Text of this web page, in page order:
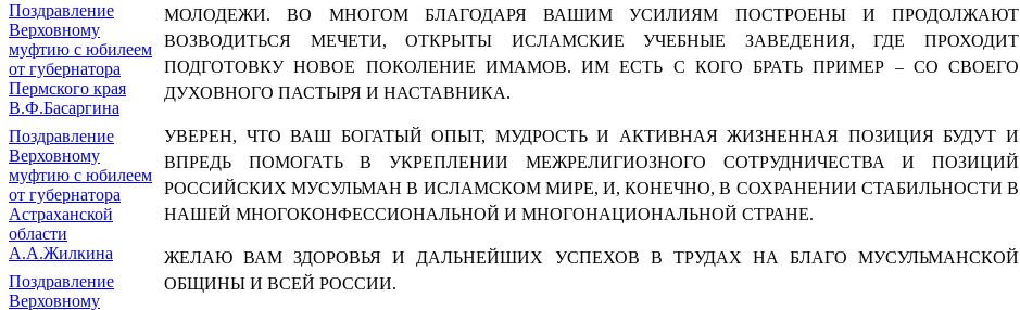
Поздравление
Верховному
муфтию с юбилеем
от губернатора
Пермского края
В.Ф.Басаргина
Поздравление
Верховному
муфтию с юбилеем
от губернатора
Астраханской
области
А.А.Жилкина
Поздравление
Верховному
МОЛОДЕЖИ. ВО МНОГОМ БЛАГОДАРЯ ВАШИМ УСИЛИЯМ ПОСТРОЕНЫ И ПРОДОЛЖАЮТ
ВОЗВОДИТЬСЯ МЕЧЕТИ, ОТКРЫТЫ ИСЛАМСКИЕ УЧЕБНЫЕ ЗАВЕДЕНИЯ, ГДЕ ПРОХОДИТ
ПОДГОТОВКУ НОВОЕ ПОКОЛЕНИЕ ИМАМОВ. ИМ ЕСТЬ С КОГО БРАТЬ ПРИМЕР – СО СВОЕГО
ДУХОВНОГО ПАСТЫРЯ И НАСТАВНИКА.
УВЕРЕН, ЧТО ВАШ БОГАТЫЙ ОПЫТ, МУДРОСТЬ И АКТИВНАЯ ЖИЗНЕННАЯ ПОЗИЦИЯ БУДУТ И
ВПРЕДЬ ПОМОГАТЬ В УКРЕПЛЕНИИ МЕЖРЕЛИГИОЗНОГО СОТРУДНИЧЕСТВА И ПОЗИЦИЙ
РОССИЙСКИХ МУСУЛЬМАН В ИСЛАМСКОМ МИРЕ, И, КОНЕЧНО, В СОХРАНЕНИИ СТАБИЛЬНОСТИ В
НАШЕЙ МНОГОКОНФЕССИОНАЛЬНОЙ И МНОГОНАЦИОНАЛЬНОЙ СТРАНЕ.
ЖЕЛАЮ ВАМ ЗДОРОВЬЯ И ДАЛЬНЕЙШИХ УСПЕХОВ В ТРУДАХ НА БЛАГО МУСУЛЬМАНСКОЙ
ОБЩИНЫ И ВСЕЙ РОССИИ.